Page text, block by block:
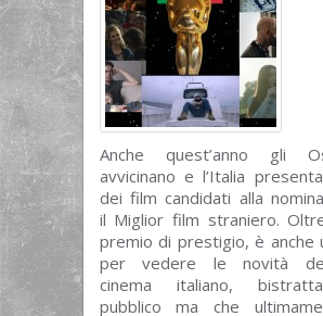
Anche quest’anno gli
avvicinano e l’Italia
dei film candidati alla
il Miglior film straniero.
premio di prestigio, è anche
per vedere le novità
cinema italiano,
pubblico ma che